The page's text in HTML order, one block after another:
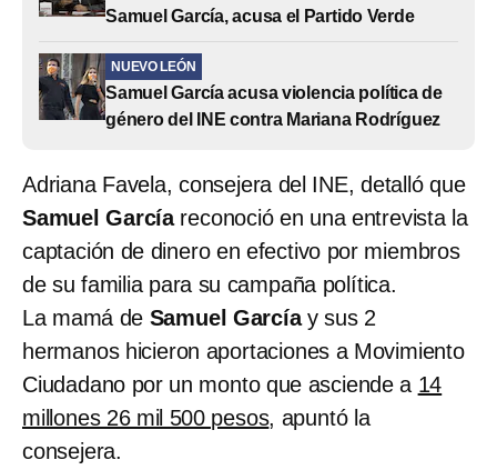
Samuel García, acusa el Partido Verde
NUEVO LEÓN
Samuel García acusa violencia política de
género del INE contra Mariana Rodríguez
Adriana Favela, consejera del INE, detalló que
Samuel Garcíareconoció en una entrevista la
captación de dinero en efectivo por miembros
de su familia para su campaña política.
La mamá de Samuel Garcíay sus 2
hermanos hicieron aportaciones a Movimiento
Ciudadano por un monto que asciende a 14
millones 26 mil 500 pesos, apuntó la
consejera.